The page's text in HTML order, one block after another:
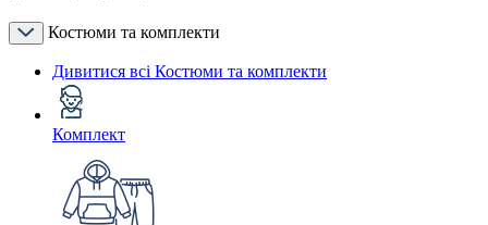
Костюми та комплекти
Дивитися всі Костюми та комплекти
Комплект